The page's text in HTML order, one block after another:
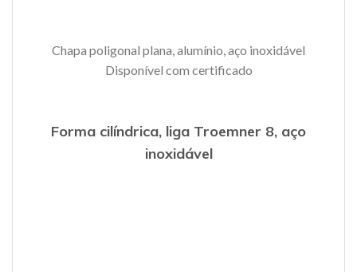
Chapa poligonal plana, alumínio, aço inoxidável
Disponível com certificado
Forma cilíndrica, liga Troemner 8, aço
inoxidável